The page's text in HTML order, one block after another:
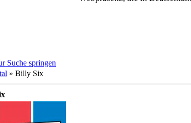
Suche springen
» Billy Six